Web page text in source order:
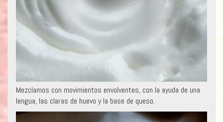
Mezclamos con movimientos envolventes, con la ayuda de una
lengua, las claras de huevo y la base de queso.